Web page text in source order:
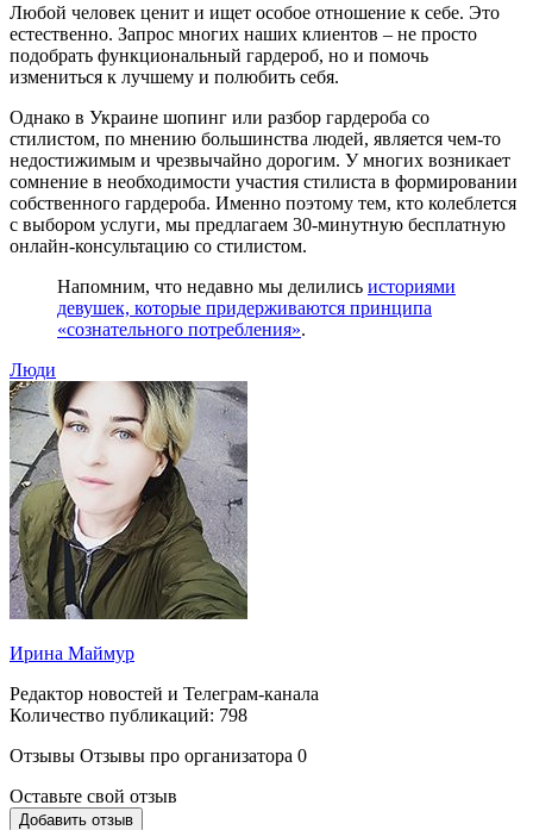
Любой человек ценит и ищет особое отношение к себе. Это
естественно. Запрос многих наших клиентов – не просто
подобрать функциональный гардероб, но и помочь
измениться к лучшему и полюбить себя.
Однако в Украине шопинг или разбор гардероба со
стилистом, по мнению большинства людей, является чем-то
недостижимым и чрезвычайно дорогим. У многих возникает
сомнение в необходимости участия стилиста в формировании
собственного гардероба. Именно поэтому тем, кто колеблется
с выбором услуги, мы предлагаем 30-минутную бесплатную
онлайн-консультацию со стилистом.
Напомним, что недавно мы делились историями
девушек, которые придерживаются принципа
«сознательного потребления».
Люди
Ирина Маймур
Редактор новостей и Телеграм-канала
Количество публикаций: 798
Отзывы Отзывы про организатора 0
Оставьте свой отзыв
Добавить отзыв